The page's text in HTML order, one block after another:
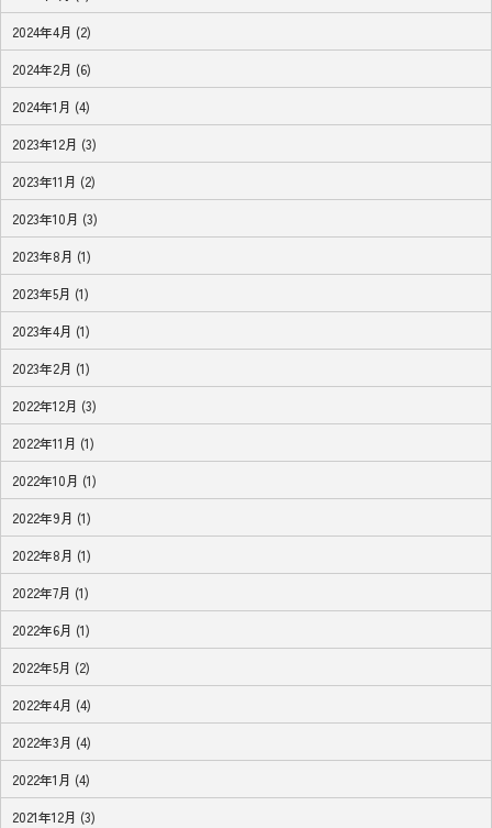
2024年4月 (2)
2024年2月 (6)
2024年1月 (4)
2023年12月 (3)
2023年11月 (2)
2023年10月 (3)
2023年8月 (1)
2023年5月 (1)
2023年4月 (1)
2023年2月 (1)
2022年12月 (3)
2022年11月 (1)
2022年10月 (1)
2022年9月 (1)
2022年8月 (1)
2022年7月 (1)
2022年6月 (1)
2022年5月 (2)
2022年4月 (4)
2022年3月 (4)
2022年1月 (4)
2021年12月 (3)